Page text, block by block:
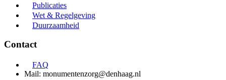
Publicaties
Wet & Regelgeving
Duurzaamheid
Contact
FAQ
Mail: monumentenzorg@denhaag.nl